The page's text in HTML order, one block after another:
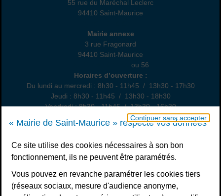
Continuer sans accepter
« Mairie de Saint-Maurice » respecte vos données
Ce site utilise des cookies nécessaires à son bon
fonctionnement, ils ne peuvent être paramétrés.
Vous pouvez en revanche paramétrer les cookies tiers
(réseaux sociaux, mesure d'audience anonyme,
55 rue du Maréchal Leclerc
94410 Saint-Maurice
Annexe
Mairie annexe
3 rue Fragonard
94410 Saint-Maurice
ou 56
Horaires d’ouverture :
Du lundi au mercredi : 8h30 - 11h45 / 13h30 - 17h30
Jeudi : 8h30 - 11h45 / 13h30 - 18h30
Vendredi : 8h30 - 11h45 / 13h30 - 16h30
Un samedi par mois : permanence état civil, sur rendez-vous
S’inscrire à la newsletter
Télécharger l’application